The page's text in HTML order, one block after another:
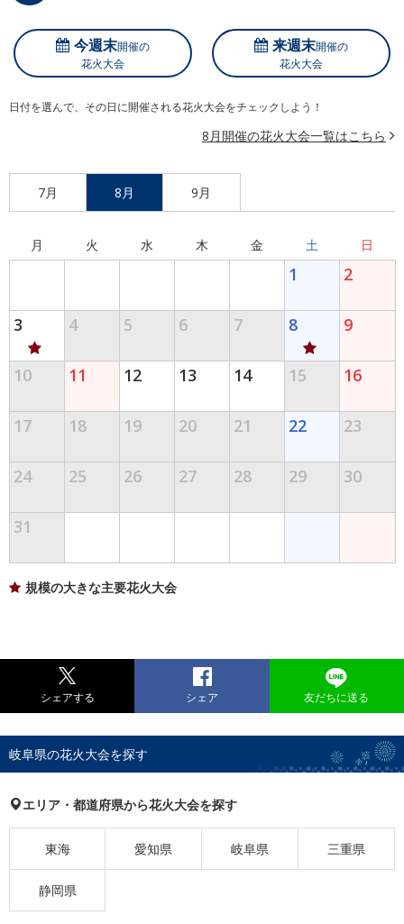
今週末開催の
花火大会
来週末開催の
花火大会
日付を選んで、その日に開催される花火大会をチェックしよう！
8月開催の花火大会一覧はこちら
7月 8月 9月
月 火 水 木 金 土 日
1 2
3 4 5 6 7 8 9
10 11 12 13 14 15 16
17 18 19 20 21 22 23
24 25 26 27 28 29 30
31
規模の大きな主要花火大会
シェアする シェア 友だちに送る
岐阜県の花火大会を探す
エリア・都道府県から花火大会を探す
東海 愛知県 岐阜県 三重県
静岡県